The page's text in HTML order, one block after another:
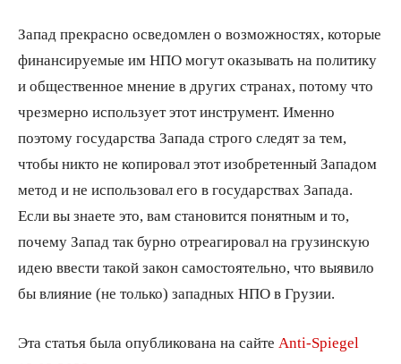
Запад прекрасно осведомлен о возможностях, которые
финансируемые им НПО могут оказывать на политику
и общественное мнение в других странах, потому что
чрезмерно использует этот инструмент. Именно
поэтому государства Запада строго следят за тем,
чтобы никто не копировал этот изобретенный Западом
метод и не использовал его в государствах Запада.
Если вы знаете это, вам становится понятным и то,
почему Запад так бурно отреагировал на грузинскую
идею ввести такой закон самостоятельно, что выявило
бы влияние (не только) западных НПО в Грузии.
Эта статья была опубликована на сайте Anti-Spiegel